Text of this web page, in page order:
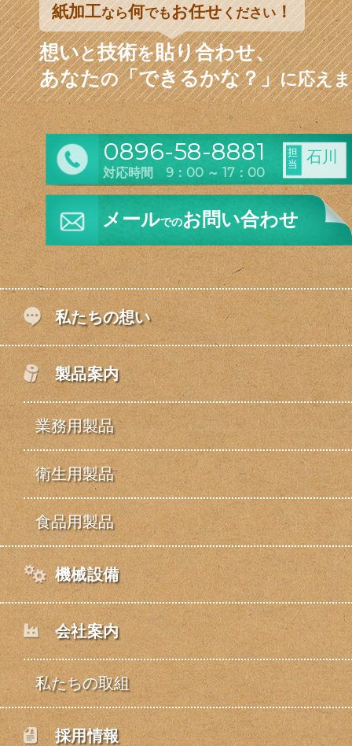
紙加工なら何でもお任せください！
想いと技術を貼り合わせ、
あなたの「できるかな？」に応え
0896-58-8881
対応時間 9：00 ～ 17：00
担
当
石川
メールでのお問い合わせ
私たちの想い
製品案内
業務用製品
衛生用製品
食品用製品
機械設備
会社案内
私たちの取組
採用情報